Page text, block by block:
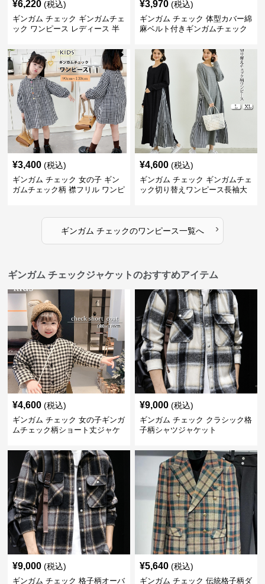
¥6,220 (税込)
ギンガム チェック ギンガムチェ
ック ワンピース レディース 半
¥3,970 (税込)
ギンガム チェック 体型カバー綿
麻ベルト付きギンガムチェック
¥3,400 (税込)
ギンガム チェック 女の子 ギン
ガムチェック柄 襟フリル ワンピ
¥4,600 (税込)
ギンガム チェック ギンガムチェ
ック切り替えワンピース長袖大
ギンガム チェックのワンピース一覧へ ›
ギンガム チェックジャケットのおすすめアイテム
¥4,600 (税込)
ギンガム チェック 女の子ギンガ
ムチェック柄ショート丈ジャケ
¥9,000 (税込)
ギンガム チェック クラシック格
子柄シャツジャケット
¥9,000 (税込)
ギンガム チェック 格子柄オーバ
¥5,640 (税込)
ギンガム チェック 伝統格子柄ダ